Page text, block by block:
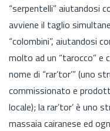
“serpentelli” aiutandosi
avviene il taglio
“colombini”, aiutandosi
molto ad un “tarocco” e
nome di “rar’tor’” (uno
commissionato e
locale); la rar’tor’ è uno
massaia cairanese ed